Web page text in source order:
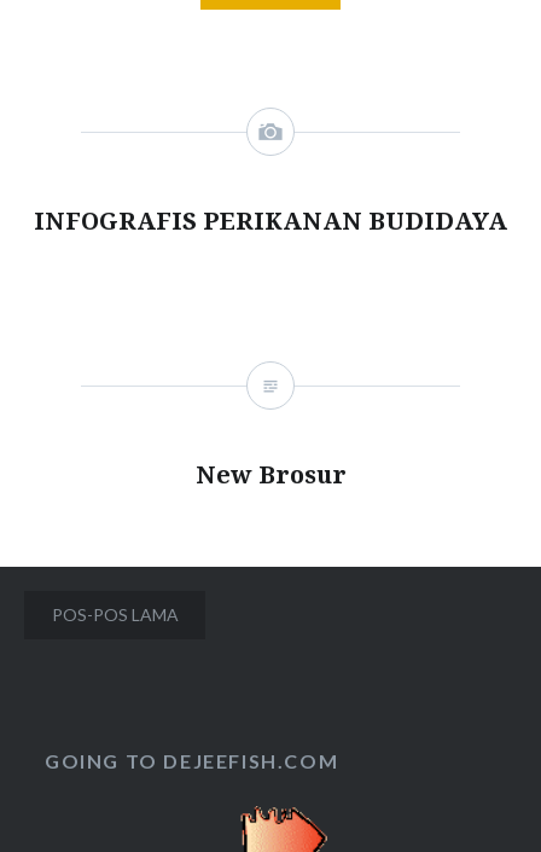
INFOGRAFIS PERIKANAN BUDIDAYA
New Brosur
Navigasi
POS-POS LAMA
GOING TO DEJEEFISH.COM